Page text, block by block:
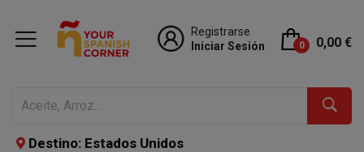
Registrarse
Iniciar Sesión
0 0,00 €
Destino: Estados Unidos